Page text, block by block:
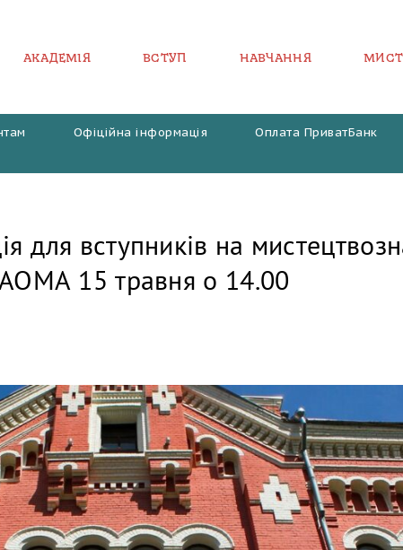
АКАДЕМІЯ ВСТУП НАВЧАННЯ
Офіційна інформація Оплата ПриватБанк
для вступників на
15 травня о 14.00